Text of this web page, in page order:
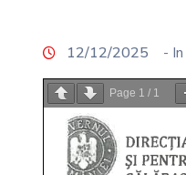
12/12/2025 - In
Page 1 / 1